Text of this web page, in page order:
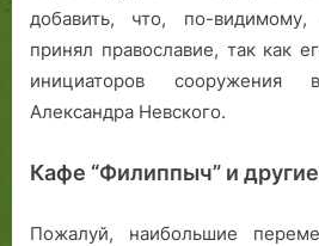
добавить, что, по-
принял православие, так как
инициаторов
Александра Невского.
Кафе “Филиппыч” и другие
Пожалуй, наибольшие